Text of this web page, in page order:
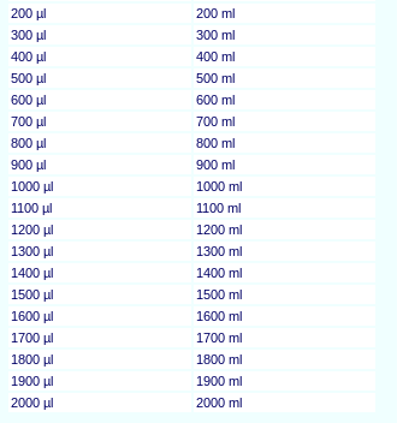
200 µl
200 ml
300 µl
300 ml
400 µl
400 ml
500 µl
500 ml
600 µl
600 ml
700 µl
700 ml
800 µl
800 ml
900 µl
900 ml
1000 µl
1000 ml
1100 µl
1100 ml
1200 µl
1200 ml
1300 µl
1300 ml
1400 µl
1400 ml
1500 µl
1500 ml
1600 µl
1600 ml
1700 µl
1700 ml
1800 µl
1800 ml
1900 µl
1900 ml
2000 µl
2000 ml